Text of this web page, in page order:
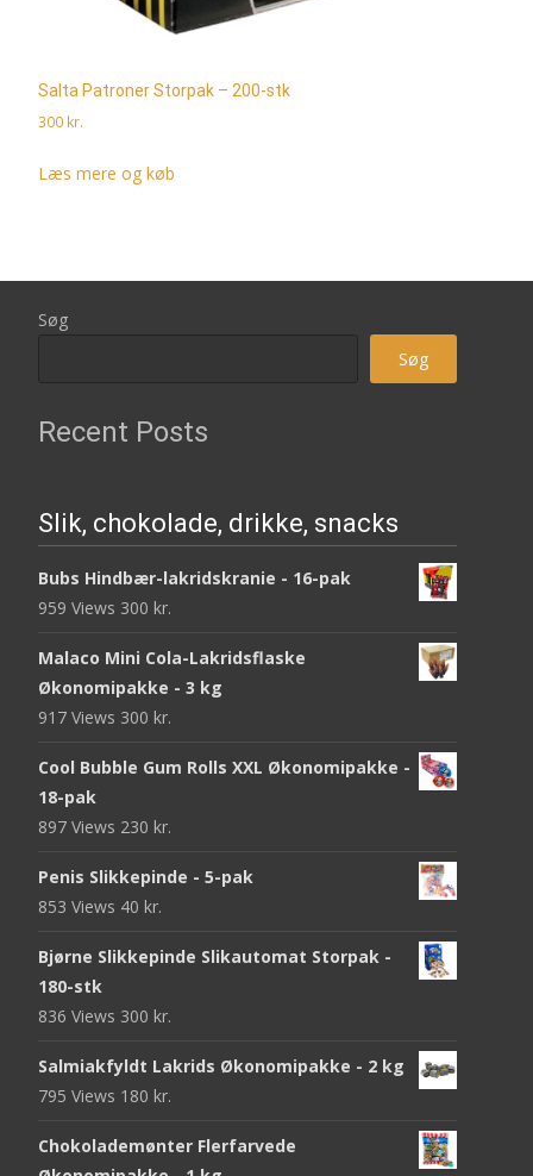
Salta Patroner Storpak – 200-stk
300 kr.
Læs mere og køb
Søg
Søg
Recent Posts
Slik, chokolade, drikke, snacks
Bubs Hindbær-lakridskranie - 16-pak
959 Views 300 kr.
Malaco Mini Cola-Lakridsflaske
Økonomipakke - 3 kg
917 Views 300 kr.
Cool Bubble Gum Rolls XXL Økonomipakke -
18-pak
897 Views 230 kr.
Penis Slikkepinde - 5-pak
853 Views 40 kr.
Bjørne Slikkepinde Slikautomat Storpak -
180-stk
836 Views 300 kr.
Salmiakfyldt Lakrids Økonomipakke - 2 kg
795 Views 180 kr.
Chokolademønter Flerfarvede